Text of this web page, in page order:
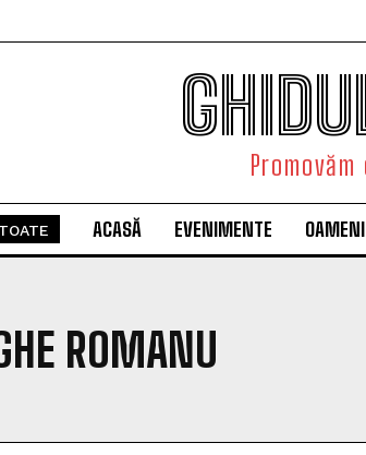
TOATE ACASĂ EVENIMENTE
ROMANU